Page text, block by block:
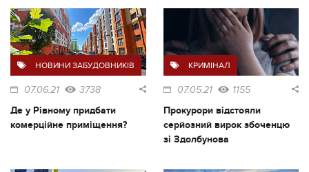
НОВИНИ ЗАБУДОВНИКІВ
07.06.21 3738
Де у Рівному придбати
комерційне приміщення?
КРИМІНАЛ
07.05.21 1155
Прокурори відстояли
серйозний вирок збоченцю
зі Здолбунова